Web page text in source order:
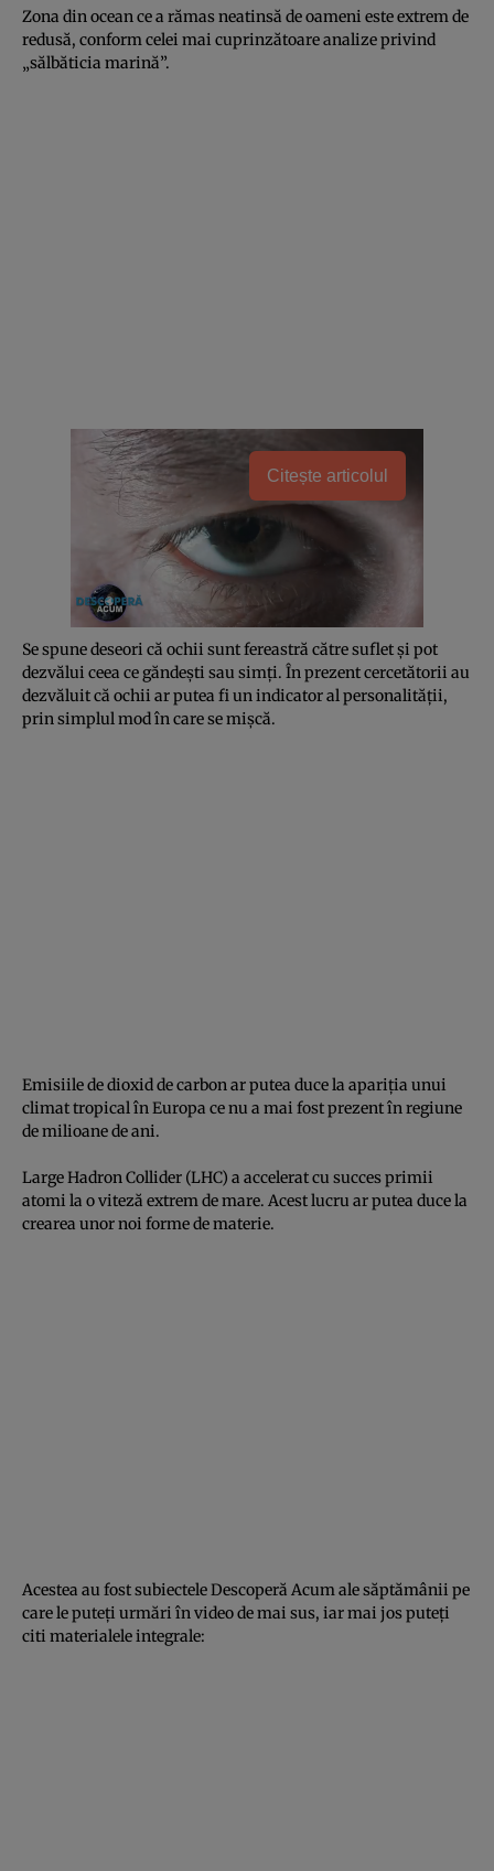
Zona din ocean ce a rămas neatinsă de oameni este extrem de
redusă, conform celei mai cuprinzătoare analize privind
„sălbăticia marină”.
Citește articolul
Se spune deseori că ochii sunt fereastră către suflet şi pot
dezvălui ceea ce găndeşti sau simţi. În prezent cercetătorii au
dezvăluit că ochii ar putea fi un indicator al personalităţii,
prin simplul mod în care se mişcă.
Emisiile de dioxid de carbon ar putea duce la apariţia unui
climat tropical în Europa ce nu a mai fost prezent în regiune
de milioane de ani.
Large Hadron Collider (LHC) a accelerat cu succes primii
atomi la o viteză extrem de mare. Acest lucru ar putea duce la
crearea unor noi forme de materie.
Acestea au fost subiectele Descoperă Acum ale săptămânii pe
care le puteţi urmări în video de mai sus, iar mai jos puteţi
citi materialele integrale: